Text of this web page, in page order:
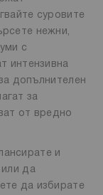
суровите
нежни,
с
интензивна
допълнителен
за
от вредно
и
или да
да избирате